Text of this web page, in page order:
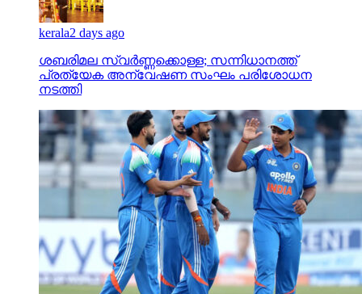
kerala2 days ago
ശബരിമല സ്വര്‍ണ്ണക്കൊള്ള; സന്നിധാനത്ത്
പ്രത്യേക അന്വേഷണ സംഘം പരിശോധന
നടത്തി